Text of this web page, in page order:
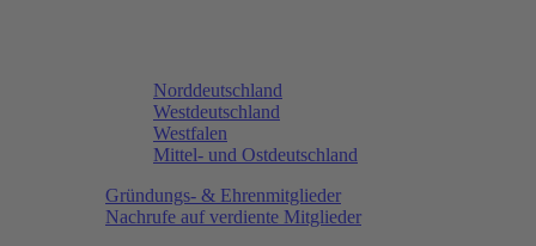
Norddeutschland
Westdeutschland
Westfalen
Mittel- und Ostdeutschland
Gründungs- & Ehrenmitglieder
Nachrufe auf verdiente Mitglieder